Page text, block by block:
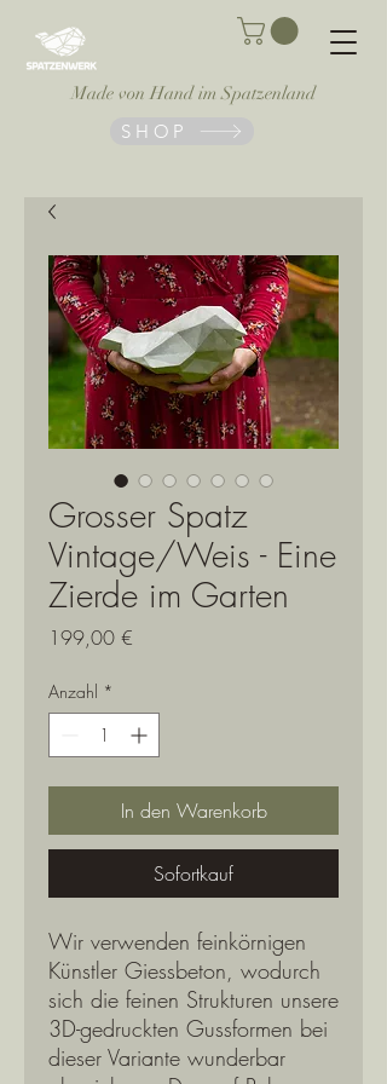
Made von Hand im Spatzenland
SHOP
Grosser Spatz
Vintage/Weis - Eine
Zierde im Garten
199,00 €
Anzahl *
In den Warenkorb
Sofortkauf
Wir verwenden feinkörnigen
Künstler Giessbeton, wodurch
sich die feinen Strukturen unsere
3D-gedruckten Gussformen bei
dieser Variante wunderbar